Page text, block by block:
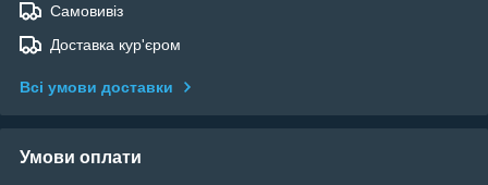
Самовивіз
Доставка кур'єром
Всі умови доставки
Умови оплати